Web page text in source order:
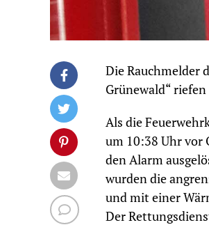
Die Rauchmelder
Grünewald“
Als die
um 10:38 Uhr vor
den Alarm
wurden die
und mit einer
Der